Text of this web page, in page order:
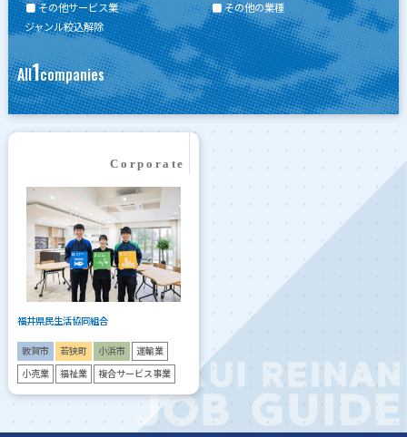
その他サービス業
その他の業種
ジャンル絞込解除
All1companies
福井県民生活協同組合
敦賀市 若狭町 小浜市 運輸業
小売業 福祉業 複合サービス事業